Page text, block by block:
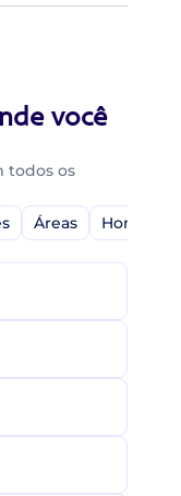
você
todos os
Áreas Home-